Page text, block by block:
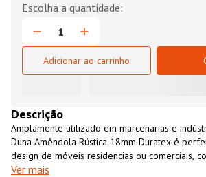
Adicionar ao carrinho
Descrição
Amplamente utilizado em marcenarias e
Duna Amêndola Rústica 18mm Duratex é
design de móveis residencias ou comerciais,
cozinha, closets, revestimento de paredes,
Ver mais